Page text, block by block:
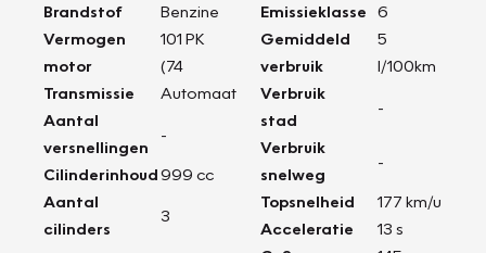
Brandstof
Benzine
Vermogen
motor
101 PK
(74
Transmissie
Automaat
Aantal
versnellingen
-
Cilinderinhoud999 cc
Aantal
cilinders
3
Emissieklasse
6
Gemiddeld
verbruik
5
l/100km
Verbruik
stad
-
Verbruik
snelweg
-
Topsnelheid
177 km/u
Acceleratie
13 s